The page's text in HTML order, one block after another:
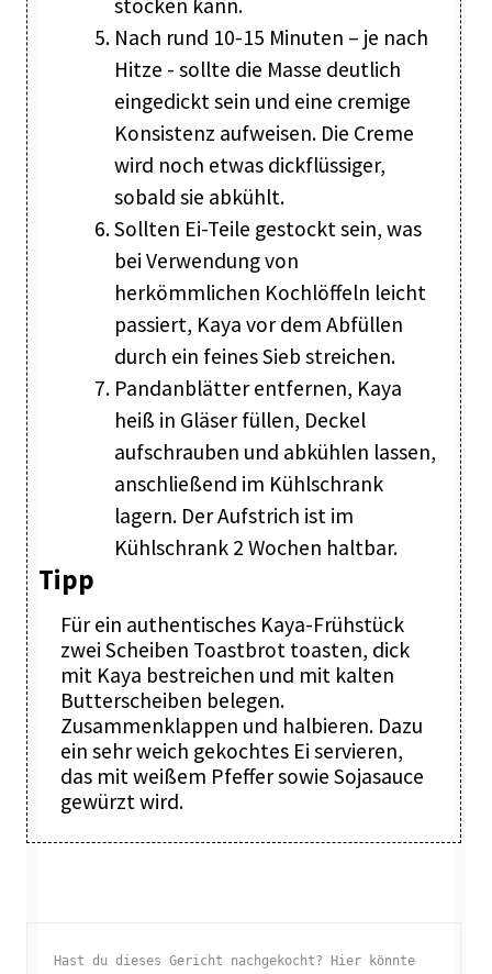
stocken kann.
Nach rund 10-15 Minuten – je nach
Hitze - sollte die Masse deutlich
eingedickt sein und eine cremige
Konsistenz aufweisen. Die Creme
wird noch etwas dickflüssiger,
sobald sie abkühlt.
Sollten Ei-Teile gestockt sein, was
bei Verwendung von
herkömmlichen Kochlöffeln leicht
passiert, Kaya vor dem Abfüllen
durch ein feines Sieb streichen.
Pandanblätter entfernen, Kaya
heiß in Gläser füllen, Deckel
aufschrauben und abkühlen lassen,
anschließend im Kühlschrank
lagern. Der Aufstrich ist im
Kühlschrank 2 Wochen haltbar.
Tipp
Für ein authentisches Kaya-Frühstück
zwei Scheiben Toastbrot toasten, dick
mit Kaya bestreichen und mit kalten
Butterscheiben belegen.
Zusammenklappen und halbieren. Dazu
ein sehr weich gekochtes Ei servieren,
das mit weißem Pfeffer sowie Sojasauce
gewürzt wird.
Hast du dieses Gericht nachgekocht? Hier könnte